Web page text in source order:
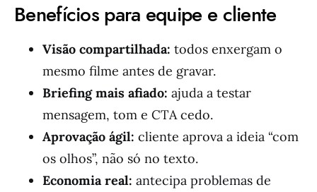
Benefícios para equipe e cliente
Visão compartilhada: todos enxergam o
mesmo filme antes de gravar.
Briefing mais afiado: ajuda a testar
mensagem, tom e CTA cedo.
Aprovação ágil: cliente aprova a ideia “com
os olhos”, não só no texto.
Economia real: antecipa problemas de